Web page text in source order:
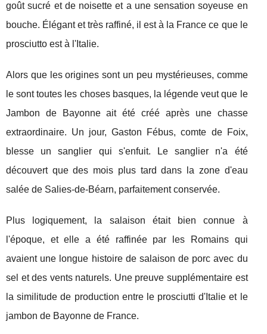
goût sucré et de noisette et a une sensation soyeuse en
bouche. Élégant et très raffiné, il est à la France ce que le
prosciutto est à l'Italie.
Alors que les origines sont un peu mystérieuses, comme
le sont toutes les choses basques, la légende veut que le
Jambon de Bayonne ait été créé après une chasse
extraordinaire. Un jour, Gaston Fébus, comte de Foix,
blesse un sanglier qui s'enfuit. Le sanglier n'a été
découvert que des mois plus tard dans la zone d'eau
salée de Salies-de-Béarn, parfaitement conservée.
Plus logiquement, la salaison était bien connue à
l'époque, et elle a été raffinée par les Romains qui
avaient une longue histoire de salaison de porc avec du
sel et des vents naturels. Une preuve supplémentaire est
la similitude de production entre le prosciutti d'Italie et le
jambon de Bayonne de France.